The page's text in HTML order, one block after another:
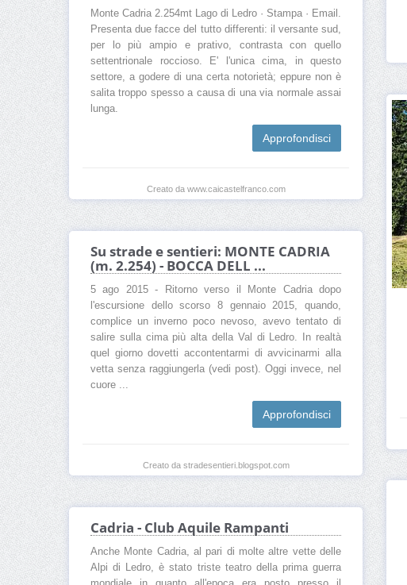
Monte Cadria 2.254mt Lago di Ledro · Stampa · Email.
Presenta due facce del tutto differenti: il versante sud,
per lo più ampio e prativo, contrasta con quello
settentrionale roccioso. E' l'unica cima, in questo
settore, a godere di una certa notorietà; eppure non è
salita troppo spesso a causa di una via normale assai
lunga.
Approfondisci
Creato da www.caicastelfranco.com
Su strade e sentieri: MONTE CADRIA
(m. 2.254) - BOCCA DELL ...
5 ago 2015 - Ritorno verso il Monte Cadria dopo
l'escursione dello scorso 8 gennaio 2015, quando,
complice un inverno poco nevoso, avevo tentato di
salire sulla cima più alta della Val di Ledro. In realtà
quel giorno dovetti accontentarmi di avvicinarmi alla
vetta senza raggiungerla (vedi post). Oggi invece, nel
cuore ...
Approfondisci
Creato da stradesentieri.blogspot.com
Cadria - Club Aquile Rampanti
Anche Monte Cadria, al pari di molte altre vette delle
Alpi di Ledro, è stato triste teatro della prima guerra